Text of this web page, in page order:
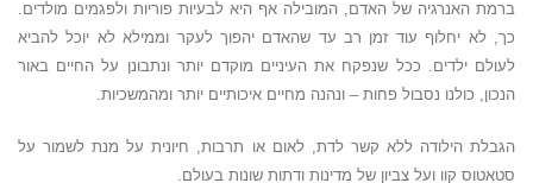
ברמת האנרגיה של האדם, המובילה אף היא לבעיות פוריות ולפגמים מולדים.
כך, לא יחלוף עוד זמן רב עד שהאדם יהפוך לעקר וממילא לא יוכל להביא
לעולם ילדים. ככל שנפקח את העיניים מוקדם יותר ונתבונן על החיים באור
הנכון, כולנו נסבול פחות – ונהנה מחיים איכותיים יותר ומהמשכיות.
הגבלת הילודה ללא קשר לדת, לאום או תרבות, חיונית על מנת לשמור על
סטאטוס קוו ועל צביון של מדינות ודתות שונות בעולם.